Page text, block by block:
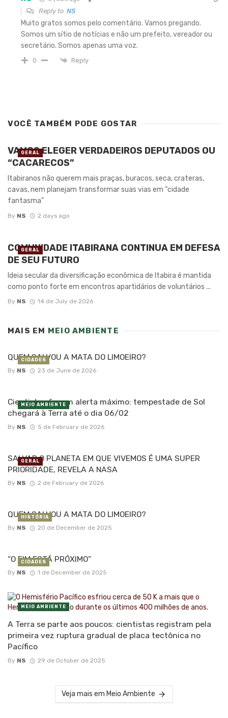
Reply to NS
Muito gratos somos pelo comentário. Vamos pregando.
Somos um sítio de notícias e não um prefeito, vereador ou
secretário. Somos apenas uma voz.
0 Reply
VOCÊ TAMBÉM PODE GOSTAR
VAMOS ELEGER VERDADEIROS DEPUTADOS OU
“CACARECOS”
Itabiranos não querem mais praças, buracos, seca, crateras,
cavas, nem planejam transformar suas vias em “cidade
fantasma”
By NS 2 days ago
GERAL
COMUNIDADE ITABIRANA CONTINUA EM DEFESA
DE SEU FUTURO
Ideia secular da diversificação econômica de Itabira é mantida
como ponto forte em encontros apartidários de voluntários ...
By NS 14 de July de 2026
GERAL
MAIS EM MEIO AMBIENTE
QUEM SALVOU A MATA DO LIMOEIRO?
By NS 23 de June de 2026
CIDADES
Cientistas fazem alerta máximo: tempestade de Sol
chegará à Terra até o dia 06/02
By NS 5 de February de 2026
MEIO AMBIENTE
SALVAR O PLANETA EM QUE VIVEMOS É UMA SUPER
PRIORIDADE, REVELA A NASA
By NS 2 de February de 2026
GERAL
QUEM SALVOU A MATA DO LIMOEIRO?
By NS 20 de December de 2025
HISTÓRIA
“O FIM ESTÁ PRÓXIMO”
By NS 1 de December de 2025
CIDADES
A Terra se parte aos poucos: cientistas registram pela
primeira vez ruptura gradual de placa tectônica no
Pacífico
By NS 29 de October de 2025
MEIO AMBIENTE
Veja mais em Meio Ambiente